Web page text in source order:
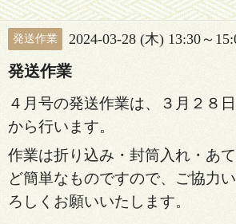
発送作業 2024-03-28 (木) 13:30～
発送作業
４月号の発送作業は、３月２８
から行います。
作業は折り込み・封筒入れ・あ
ど簡単なものですので、ご協力
ろしくお願いいたします。